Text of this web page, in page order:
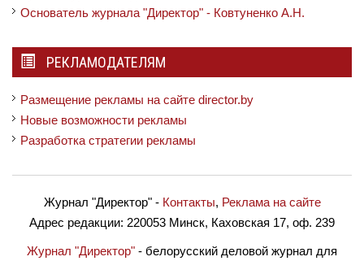
Основатель журнала "Директор" - Ковтуненко А.Н.
РЕКЛАМОДАТЕЛЯМ
Размещение рекламы на сайте director.by
Новые возможности рекламы
Разработка стратегии рекламы
Журнал "Директор"- Контакты, Реклама на сайте
Адрес редакции: 220053 Минск, Каховская 17, оф. 239
Журнал "Директор" - белорусский деловой журнал для